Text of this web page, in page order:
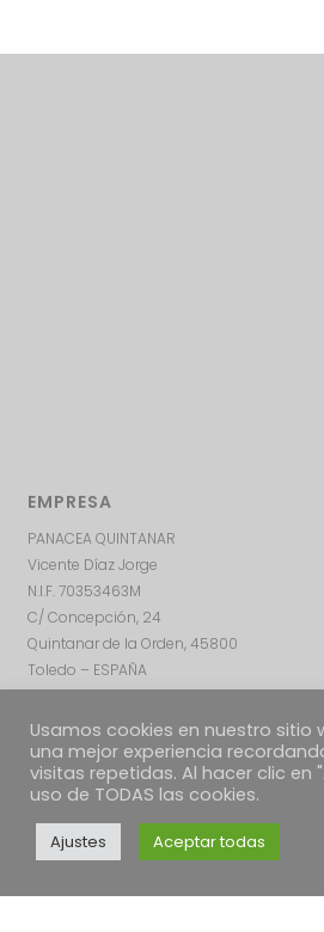
EMPRESA
PANACEA QUINTANAR
Vicente Díaz Jorge
N.I.F. 70353463M
C/ Concepción, 24
Quintanar de la Orden, 45800
Toledo – ESPAÑA
Usamos cookies en nuestro sitio
una mejor experiencia
visitas repetidas. Al hacer clic en
uso de TODAS las cookies.
Ajustes Aceptar todas